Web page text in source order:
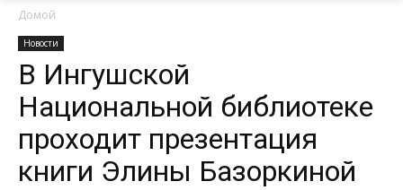
Домой
Новости
В Ингушской
Национальной библиотеке
проходит презентация
книги Элины Базоркиной